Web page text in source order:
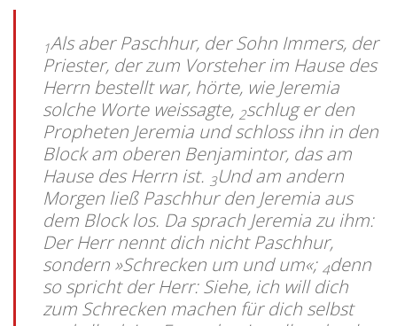
1Als aber Paschhur, der Sohn Immers, der
Priester, der zum Vorsteher im Hause des
Herrn bestellt war, hörte, wie Jeremia
solche Worte weissagte, 2schlug er den
Propheten Jeremia und schloss ihn in den
Block am oberen Benjamintor, das am
Hause des Herrn ist. 3Und am andern
Morgen ließ Paschhur den Jeremia aus
dem Block los. Da sprach Jeremia zu ihm:
Der Herr nennt dich nicht Paschhur,
sondern »Schrecken um und um«; 4denn
so spricht der Herr: Siehe, ich will dich
zum Schrecken machen für dich selbst